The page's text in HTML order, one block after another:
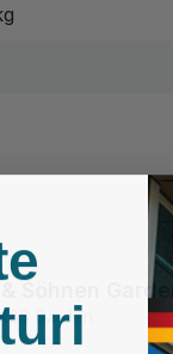
& Söhnen Garden
Garden